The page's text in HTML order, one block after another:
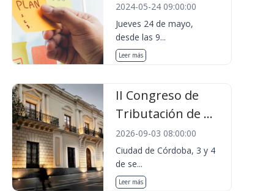
2024-05-24 09:00:00
Jueves 24 de mayo,
desde las 9...
Leer más
II Congreso de
Tributación de ...
2026-09-03 08:00:00
Ciudad de Córdoba, 3 y 4
de se...
Leer más